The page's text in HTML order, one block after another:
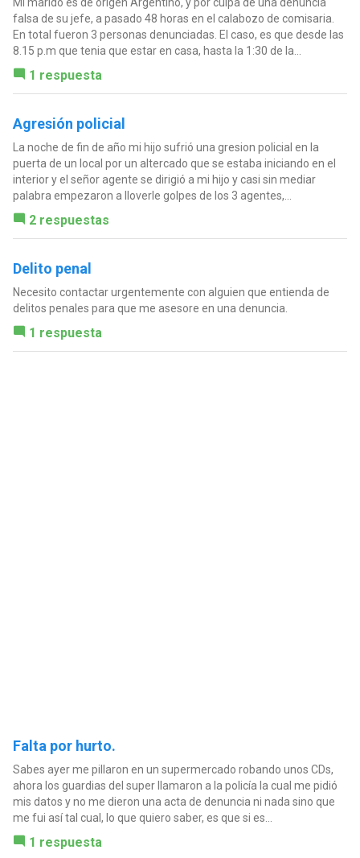
falsa de su jefe, a pasado 48 horas en el calabozo de comisaria.
En total fueron 3 personas denunciadas. El caso, es que desde las
8.15 p.m que tenia que estar en casa, hasta la 1:30 de la...
1 respuesta
Agresión policial
La noche de fin de año mi hijo sufrió una gresion policial en la
puerta de un local por un altercado que se estaba iniciando en el
interior y el señor agente se dirigió a mi hijo y casi sin mediar
palabra empezaron a lloverle golpes de los 3 agentes,...
2 respuestas
Delito penal
Necesito contactar urgentemente con alguien que entienda de
delitos penales para que me asesore en una denuncia.
1 respuesta
Falta por hurto.
Sabes ayer me pillaron en un supermercado robando unos CDs,
ahora los guardias del super llamaron a la policía la cual me pidió
mis datos y no me dieron una acta de denuncia ni nada sino que
me fui así tal cual, lo que quiero saber, es que si es...
1 respuesta